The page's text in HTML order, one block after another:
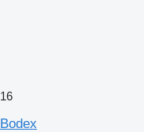
16
Bodex